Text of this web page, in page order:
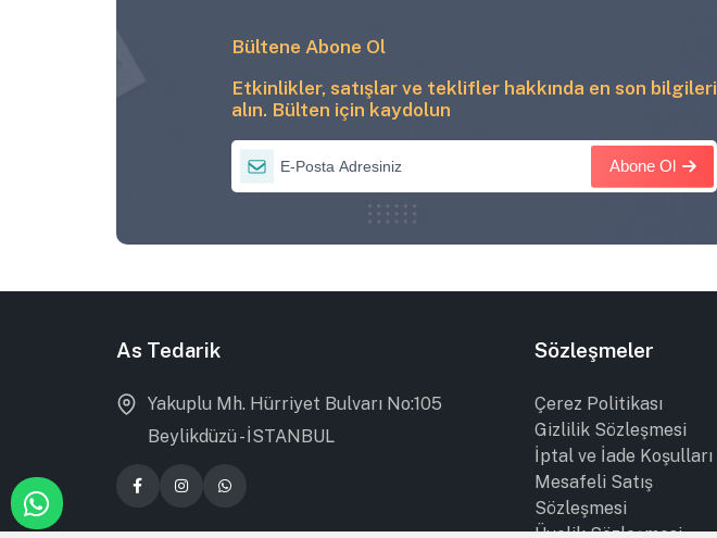
Bültene Abone Ol
Etkinlikler, satışlar ve teklifler hakkında en son bilgileri
alın. Bülten için kaydolun
Abone Ol
As Tedarik
Yakuplu Mh. Hürriyet Bulvarı No:105
Beylikdüzü - İSTANBUL
Sözleşmeler
Çerez Politikası
Gizlilik Sözleşmesi
İptal ve İade Koşulları
Mesafeli Satış
Sözleşmesi